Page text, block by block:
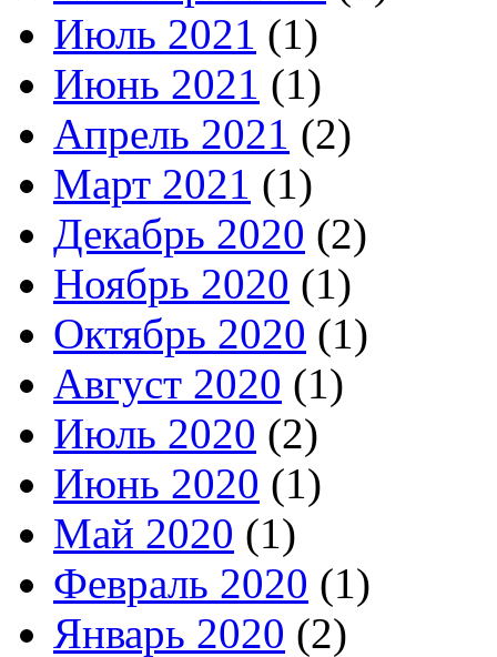
Июль 2021 (1)
Июнь 2021 (1)
Апрель 2021 (2)
Март 2021 (1)
Декабрь 2020 (2)
Ноябрь 2020 (1)
Октябрь 2020 (1)
Август 2020 (1)
Июль 2020 (2)
Июнь 2020 (1)
Май 2020 (1)
Февраль 2020 (1)
Январь 2020 (2)